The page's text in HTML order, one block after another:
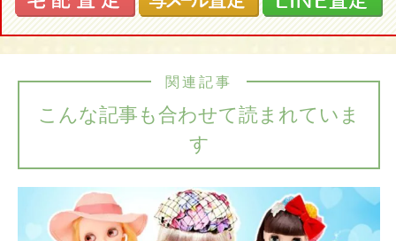
こんな記事も合わせて読まれていま
す
関連記事